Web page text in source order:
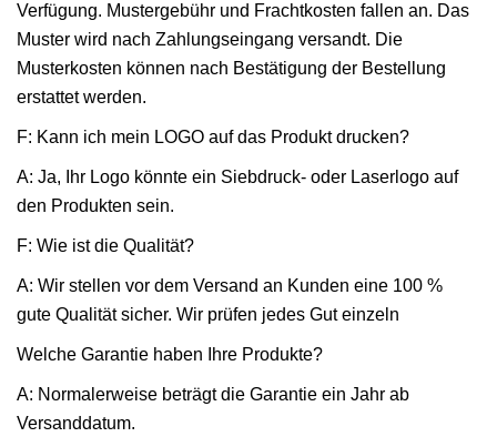
Verfügung. Mustergebühr und Frachtkosten fallen an. Das
Muster wird nach Zahlungseingang versandt. Die
Musterkosten können nach Bestätigung der Bestellung
erstattet werden.
F: Kann ich mein LOGO auf das Produkt drucken?
A: Ja, Ihr Logo könnte ein Siebdruck- oder Laserlogo auf
den Produkten sein.
F: Wie ist die Qualität?
A: Wir stellen vor dem Versand an Kunden eine 100 %
gute Qualität sicher. Wir prüfen jedes Gut einzeln
Welche Garantie haben Ihre Produkte?
A: Normalerweise beträgt die Garantie ein Jahr ab
Versanddatum.